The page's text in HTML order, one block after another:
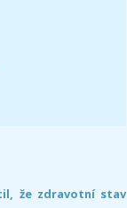
že zdravotní stav